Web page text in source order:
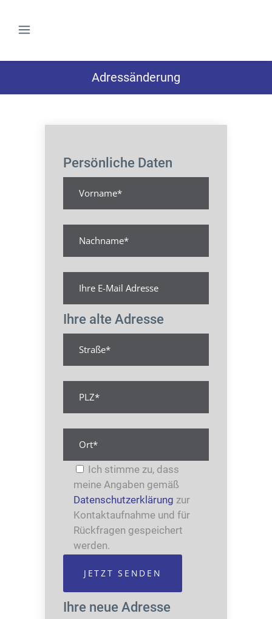
Adressänderung
Persönliche Daten
Ihre alte Adresse
Ich stimme zu, dass
meine Angaben gemäß
Datenschutzerklärung zur
Kontaktaufnahme und für
Rückfragen gespeichert
werden.
Ihre neue Adresse